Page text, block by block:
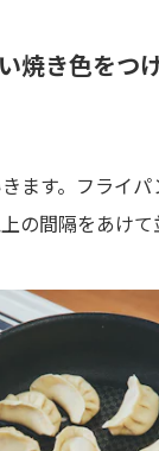
焼き色をつ
ます。フライ
の間隔をあけて